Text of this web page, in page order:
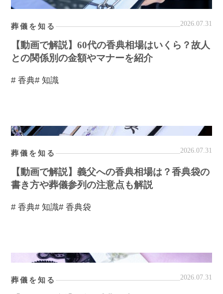
葬儀を知る 2026.07.31
【動画で解説】60代の香典相場はいくら？故人
との関係別の金額やマナーを紹介
# 香典# 知識
葬儀を知る 2026.07.31
【動画で解説】義父への香典相場は？香典袋の
書き方や葬儀参列の注意点も解説
# 香典# 知識# 香典袋
葬儀を知る 2026.07.31